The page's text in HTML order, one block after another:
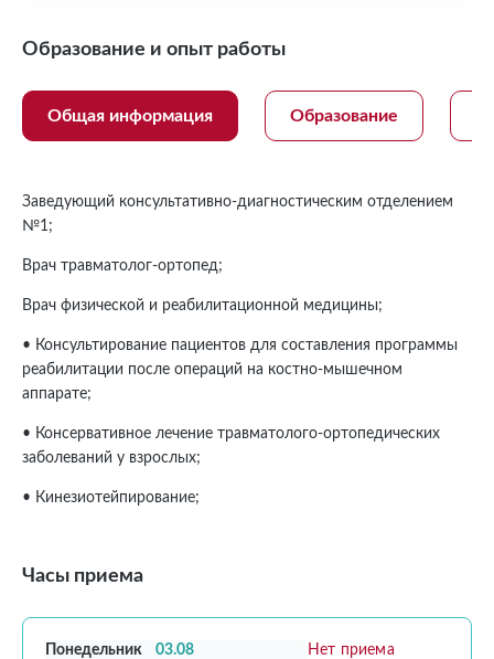
Образование и опыт работы
Общая информация Образование
Заведующий консультативно-диагностическим отделением
№1;
Врач травматолог-ортопед;
Врач физической и реабилитационной медицины;
• Консультирование пациентов для составления программы
реабилитации после операций на костно-мышечном
аппарате;
• Консервативное лечение травматолого-ортопедических
заболеваний у взрослых;
• Кинезиотейпирование;
Часы приема
Понедельник 03.08 Нет приема